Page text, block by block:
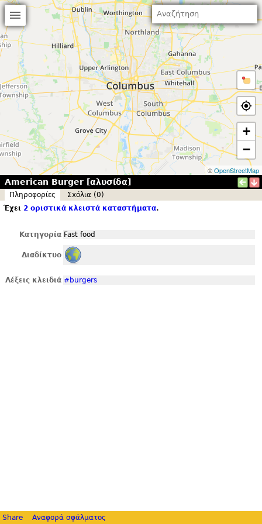
+
−
©OpenStreetMap
American Burger [αλυσίδα]
Πληροφορίες
Σxόλια (0)
Έχει 2 οριστικά κλειστά καταστήματα.
Κατηγορία Fast food
Διαδίκτυο
Λέξεις κλειδιά #burgers
Share Αναφορά σφάλματος